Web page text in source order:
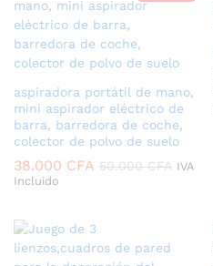
aspiradora portátil de mano,
mini aspirador eléctrico de
barra, barredora de coche,
colector de polvo de suelo
38.000 CFA 50.000CFA IVA
Incluido